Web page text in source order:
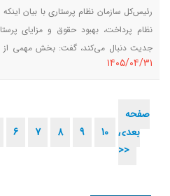
رئیس‌کل سازمان نظام پرستاری با بیان
نظام پرداخت، بهبود حقوق و مزایای
جدیت دنبال می‌کند، گفت: بخش مهمی از
وضعیت معیشتی پرستاران به دلیل شرایط
١٤٠٥/٠٤/٣١
6 7 8 9 10
صفحه
بعدی
>>